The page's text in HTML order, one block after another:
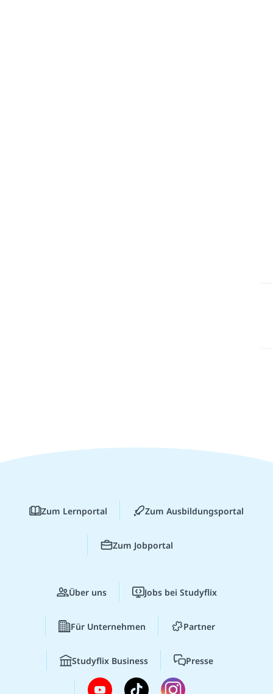
Zum Lernportal Zum Ausbildungsportal
Zum Jobportal
Über uns Jobs bei Studyflix
Für Unternehmen Partner
Studyflix Business Presse